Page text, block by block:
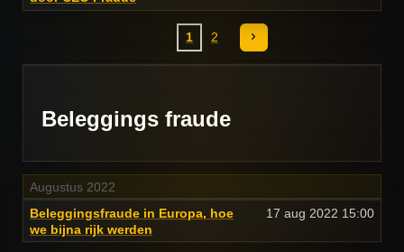
1 2
Beleggings fraude
Augustus 2022
Beleggingsfraude in Europa, hoe
we bijna rijk werden
17 aug 2022 15:00